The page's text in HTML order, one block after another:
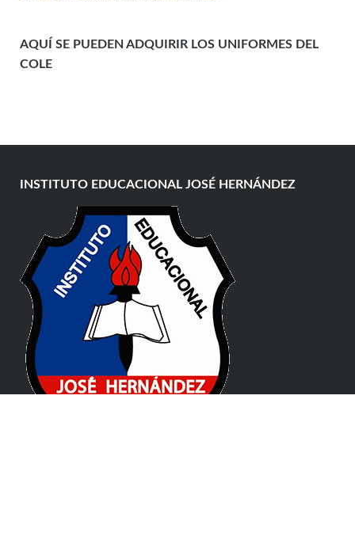
AQUÍ SE PUEDEN ADQUIRIR LOS UNIFORMES DEL
COLE
INSTITUTO EDUCACIONAL JOSÉ HERNÁNDEZ